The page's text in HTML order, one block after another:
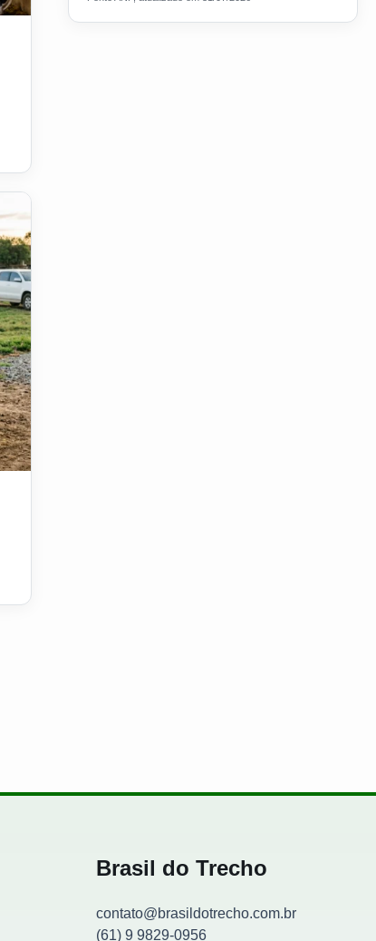
pelos números e pela tecnologia
Brasil do Trecho
contato@brasildotrecho.com.br
(61) 9 9829-0956